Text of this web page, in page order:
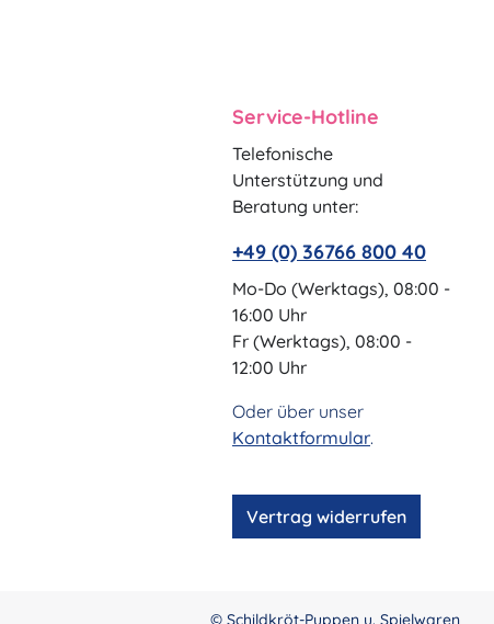
Service-Hotline
Telefonische
Unterstützung und
Beratung unter:
+49 (0) 36766 800 40
Mo-Do (Werktags), 08:00 -
16:00 Uhr
Fr (Werktags), 08:00 -
12:00 Uhr
Oder über unser
Kontaktformular.
Vertrag widerrufen
© Schildkröt-Puppen u. Spielwaren